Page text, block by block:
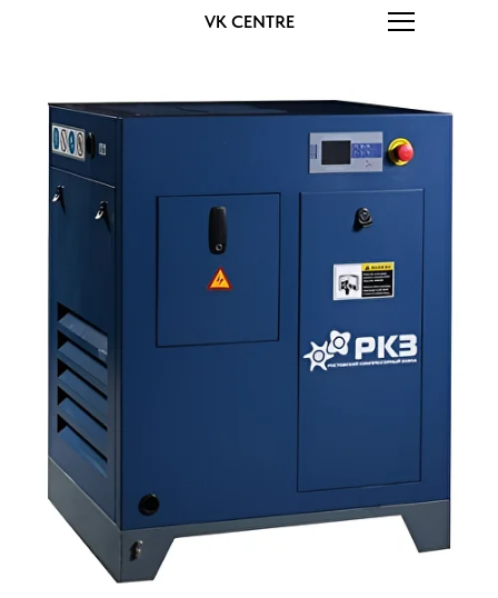
VK CENTRE